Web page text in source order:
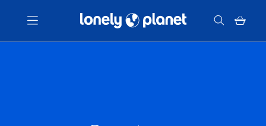
Menu